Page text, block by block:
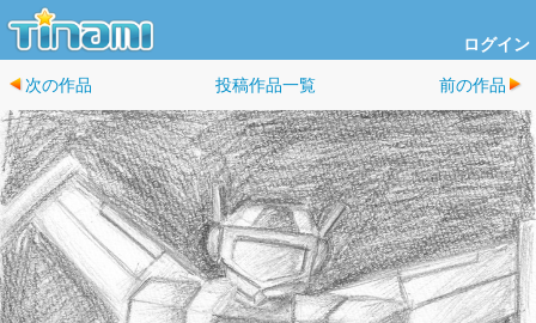
ログイン
次の作品 投稿作品一覧 前の作品